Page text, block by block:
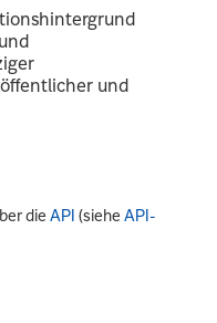
und
dieAPI (sieheAPI-